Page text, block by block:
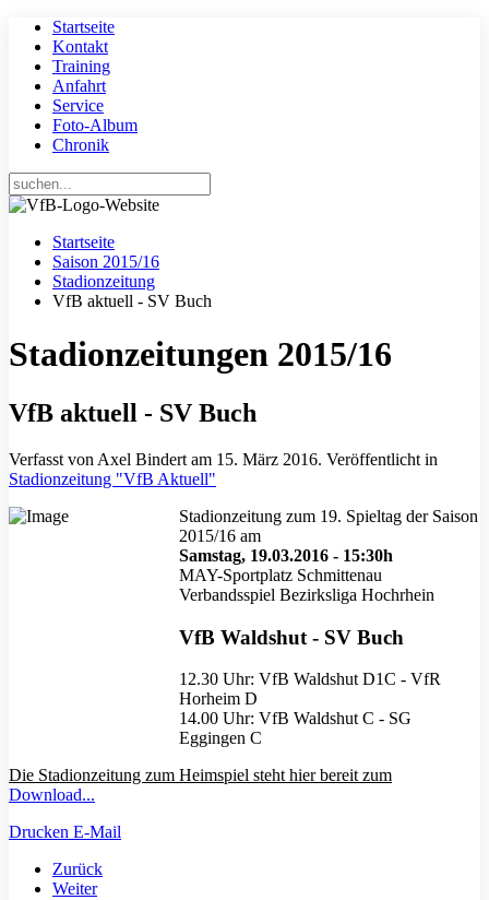
Startseite
Kontakt
Training
Anfahrt
Service
Foto-Album
Chronik
Startseite
Saison 2015/16
Stadionzeitung
VfB aktuell - SV Buch
Stadionzeitungen 2015/16
VfB aktuell - SV Buch
Verfasst von Axel Bindert am 15. März 2016. Veröffentlicht in
Stadionzeitung "VfB Aktuell"
Stadionzeitung zum 19. Spieltag der Saison
2015/16 am
Samstag, 19.03.2016 - 15:30h
MAY-Sportplatz Schmittenau
Verbandsspiel Bezirksliga Hochrhein
VfB Waldshut - SV Buch
12.30 Uhr: VfB Waldshut D1C - VfR
Horheim D
14.00 Uhr: VfB Waldshut C - SG
Eggingen C
Die Stadionzeitung zum Heimspiel steht hier bereit zum
Download...
Drucken E-Mail
Zurück
Weiter